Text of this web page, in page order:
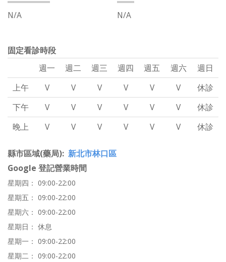
N/A
N/A
固定看診時段
週一
週二 週三 週四 週五 週六
週日
上午
V V V V V V
休診
下午
V V V V V V
休診
晚上
V V V V V V 休診
縣市區域(藥局) 新北市林口區
Google 登記營業時間
星期四： 09:00-22:00
星期五： 09:00-22:00
星期六： 09:00-22:00
星期日： 休息
星期一： 09:00-22:00
星期二： 09:00-22:00